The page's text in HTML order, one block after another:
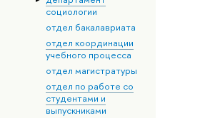
социологии
отдел бакалавриата
отдел координации
учебного процесса
отдел магистратуры
отдел по работе со
студентами и
выпускниками